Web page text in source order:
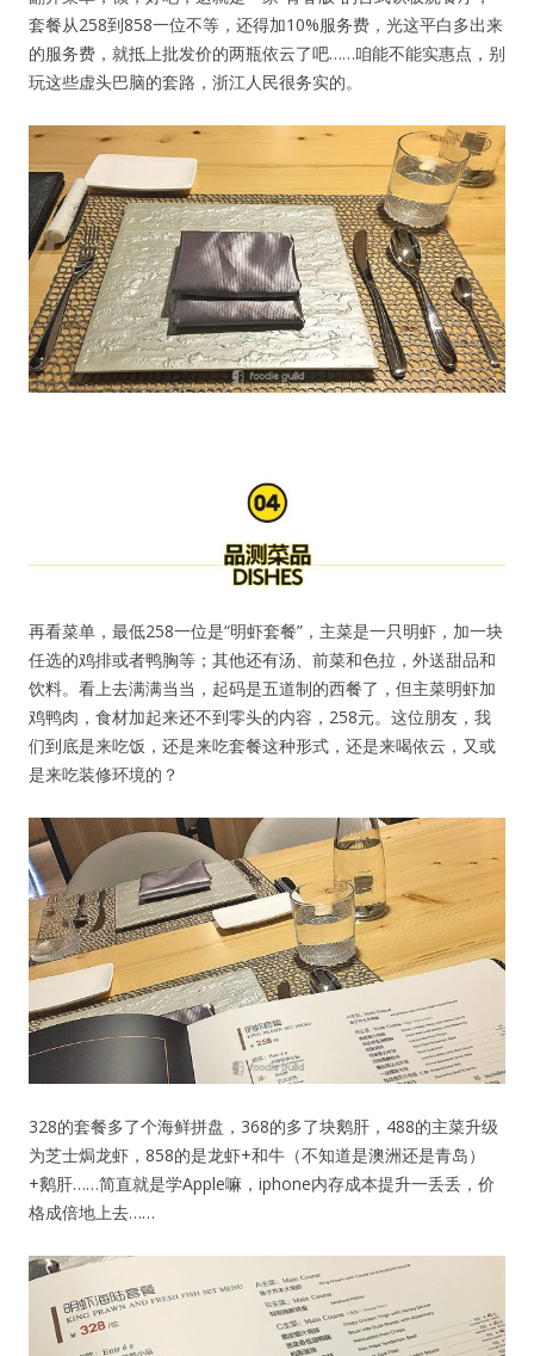
套餐从258到858一位不等，还得加10%服务费，光这平白多出来
的服务费，就抵上批发价的两瓶依云了吧……咱能不能实惠点，别
玩这些虚头巴脑的套路，浙江人民很务实的。
再看菜单，最低258一位是“明虾套餐”，主菜是一只明虾，加一块
任选的鸡排或者鸭胸等；其他还有汤、前菜和色拉，外送甜品和
饮料。看上去满满当当，起码是五道制的西餐了，但主菜明虾加
鸡鸭肉，食材加起来还不到零头的内容，258元。这位朋友，我
们到底是来吃饭，还是来吃套餐这种形式，还是来喝依云，又或
是来吃装修环境的？
328的套餐多了个海鲜拼盘，368的多了块鹅肝，488的主菜升级
为芝士焗龙虾，858的是龙虾+和牛（不知道是澳洲还是青岛）
+鹅肝……简直就是学Apple嘛，iphone内存成本提升一丢丢，价
格成倍地上去……